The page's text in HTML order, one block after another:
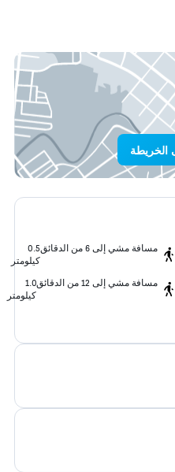
مسافة مشي إلى 6 من الدقائق
0.5
كيلومتر
مسافة مشي إلى 12 من الدقائق
1.0
كيلومتر